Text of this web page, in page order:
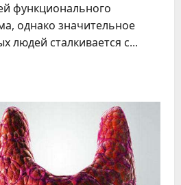
функционального
однако значительное
людей сталкивается с...